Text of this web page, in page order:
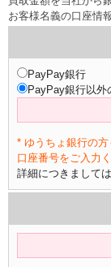
お客様名義の口座情
PayPay銀行
PayPay銀行以外
* ゆうちょ銀行の
口座番号をご入力く
詳細につきましては